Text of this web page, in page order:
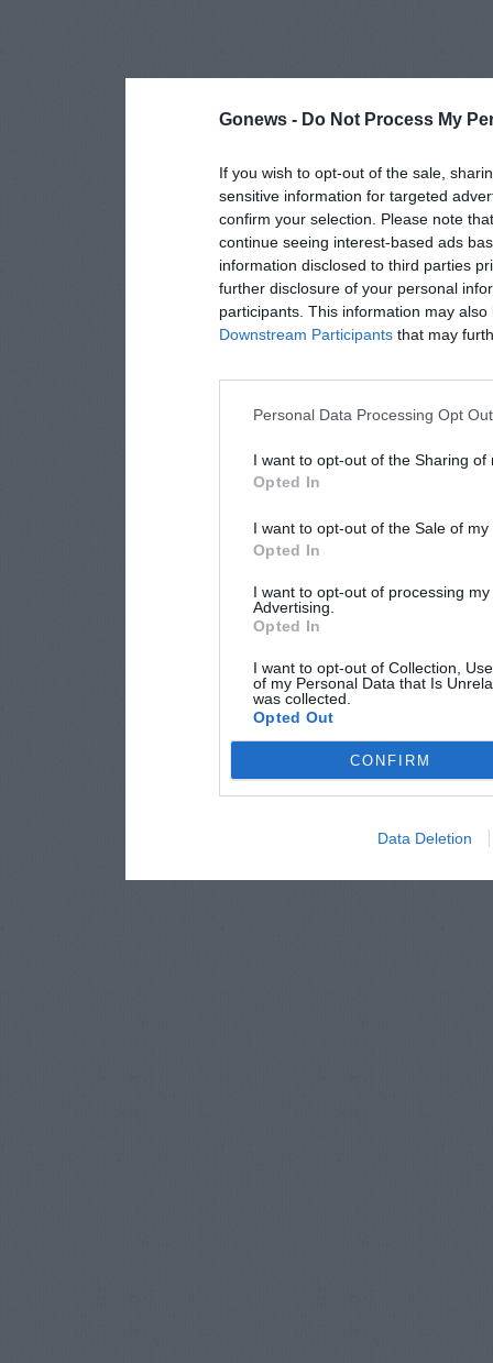
Gonews - Do Not Process My
If you wish to opt-out of the sale,
sensitive information for targeted
confirm your selection. Please note
continue seeing interest-based ads
information disclosed to third parties
further disclosure of your personal
participants. This information may
Downstream Participants that may
Personal Data Processing Opt
I want to opt-out of the Sharing of
Opted In
I want to opt-out of the Sale of
Opted In
I want to opt-out of processing
Advertising.
Opted In
I want to opt-out of Collection,
of my Personal Data that Is
was collected.
Opted Out
CONFIRM
Data Deletion